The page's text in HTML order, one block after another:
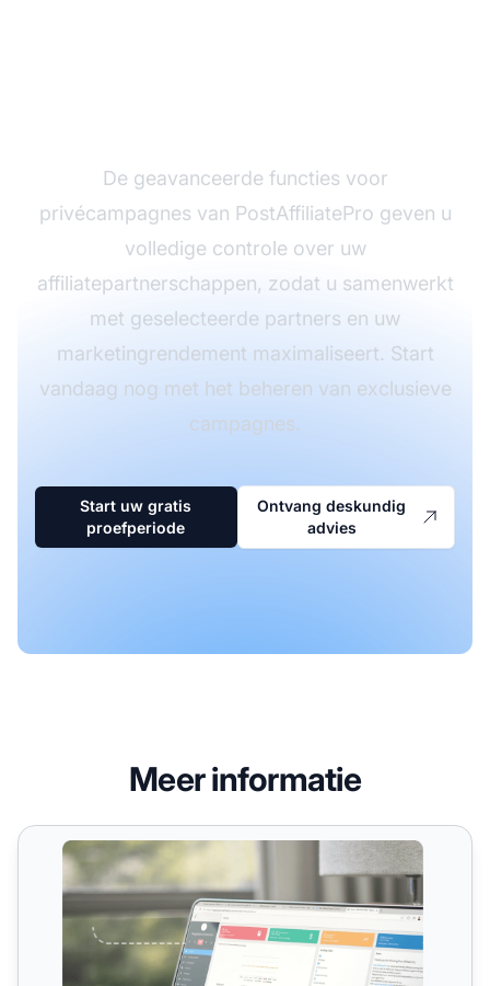
De geavanceerde functies voor
privécampagnes van PostAffiliatePro geven u
volledige controle over uw
affiliatepartnerschappen, zodat u samenwerkt
met geselecteerde partners en uw
marketingrendement maximaliseert. Start
vandaag nog met het beheren van exclusieve
campagnes.
Start uw gratis
proefperiode
Ontvang deskundig
advies
Meer informatie
Privécampagnes